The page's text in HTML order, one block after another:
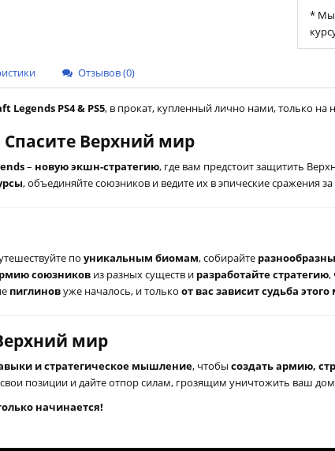
* Мы
Отзывов (0)
PS4 & PS5, в прокат, купленный лично нами, только на
Спасите Верхний мир
– новую экшн-стратегию, где вам предстоит защитить
, объединяйте союзников и ведите их в эпические сражения
по уникальным биомам, собирайте
союзников из разных существ и разработайте стратегию,
пиглиновуже началось, и только от вас зависит судьба этого
мир
и стратегическое мышление, чтобы создать армию,
позиции и дайте отпор силам, грозящим уничтожить ваш
начинается!